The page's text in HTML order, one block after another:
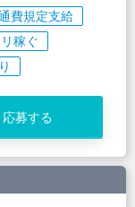
費規定支給
稼ぐ
応募する